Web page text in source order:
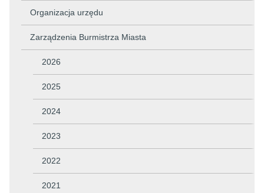
Organizacja urzędu
Zarządzenia Burmistrza Miasta
2026
2025
2024
2023
2022
2021